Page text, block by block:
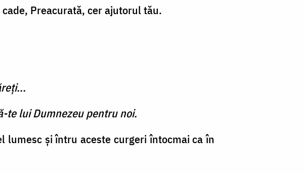
Preacurată, cer ajutorul tău.
te lui Dumnezeu pentru noi.
şi întru aceste curgeri întocmai ca în